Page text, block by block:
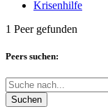
Krisenhilfe
1 Peer gefunden
Peers suchen:
Suchen